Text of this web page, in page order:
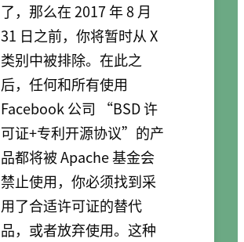
了，那么在 2017 年 8 月
31 日之前，你将暂时从 X
类别中被排除。在此之
后，任何和所有使用
Facebook 公司 “BSD 许
可证+专利开源协议”的产
品都将被 Apache 基金会
禁止使用，你必须找到采
用了合适许可证的替代
品，或者放弃使用。这种